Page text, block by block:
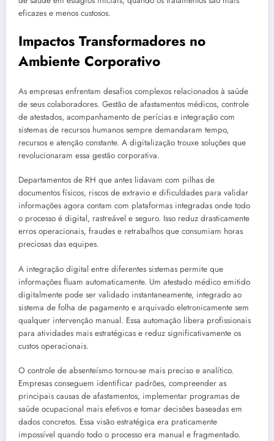
eficazes e menos custosos.
Impactos Transformadores no
Ambiente Corporativo
As empresas enfrentam desafios complexos relacionados à saúde
de seus colaboradores. Gestão de afastamentos médicos, controle
de atestados, acompanhamento de perícias e integração com
sistemas de recursos humanos sempre demandaram tempo,
recursos e atenção constante. A digitalização trouxe soluções que
revolucionaram essa gestão corporativa.
Departamentos de RH que antes lidavam com pilhas de
documentos físicos, riscos de extravio e dificuldades para validar
informações agora contam com plataformas integradas onde todo
o processo é digital, rastreável e seguro. Isso reduz drasticamente
erros operacionais, fraudes e retrabalhos que consumiam horas
preciosas das equipes.
A integração digital entre diferentes sistemas permite que
informações fluam automaticamente. Um atestado médico emitido
digitalmente pode ser validado instantaneamente, integrado ao
sistema de folha de pagamento e arquivado eletronicamente sem
qualquer intervenção manual. Essa automação libera profissionais
para atividades mais estratégicas e reduz significativamente os
custos operacionais.
O controle de absenteísmo tornou-se mais preciso e analítico.
Empresas conseguem identificar padrões, compreender as
principais causas de afastamentos, implementar programas de
saúde ocupacional mais efetivos e tomar decisões baseadas em
dados concretos. Essa visão estratégica era praticamente
impossível quando todo o processo era manual e fragmentado.